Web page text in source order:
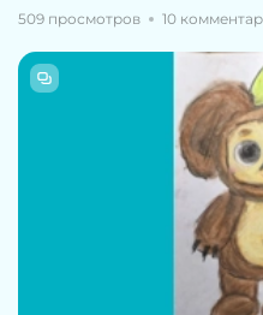
509 просмотров 10